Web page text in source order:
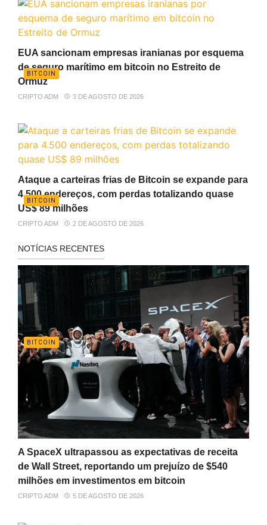
BITCOIN
EUA sancionam empresas iranianas por esquema
de seguro marítimo em bitcoin no Estreito de
Ormuz
CRIPTO ADM 3 DE AGOSTO DE 2026
BITCOIN
Ataque a carteiras frias de Bitcoin se expande para
4.500 endereços, com perdas totalizando quase
US$ 89 milhões
CRIPTO ADM 2 DE AGOSTO DE 2026
NOTÍCIAS RECENTES
BITCOIN
A SpaceX ultrapassou as expectativas de receita
de Wall Street, reportando um prejuízo de $540
milhões em investimentos em bitcoin
CRIPTO ADM 5 DE AGOSTO DE 2026